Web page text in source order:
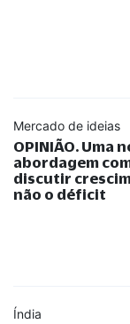
Mercado de ideias
OPINIÃO. Uma
abordagem
discutir
não o déficit
Índia